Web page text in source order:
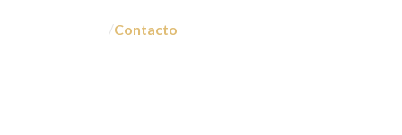
/Contacto